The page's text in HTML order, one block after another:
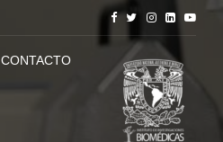
CONTACTO